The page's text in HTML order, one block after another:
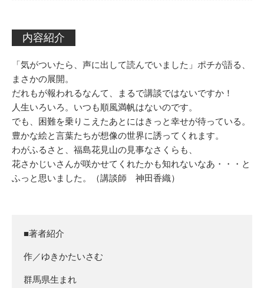
内容紹介
「気がついたら、声に出して読んでいました」ポチが語る、
まさかの展開。
だれもが報われるなんて、まるで講談ではないですか！
人生いろいろ。いつも順風満帆はないのです。
でも、困難を乗りこえたあとにはきっと幸せが待っている。
豊かな絵と言葉たちが想像の世界に誘ってくれます。
わがふるさと、福島花見山の見事なさくらも、
花さかじいさんが咲かせてくれたかも知れないなあ・・・と
ふっと思いました。（講談師 神田香織）
■著者紹介
作／ゆきかたいさむ
群馬県生まれ